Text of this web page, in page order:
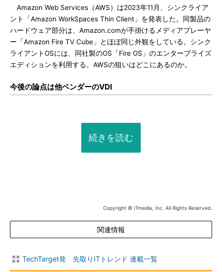
Amazon Web Services（AWS）は2023年11月、シンクライア
ント「Amazon WorkSpaces Thin Client」を発表した。同製品の
ハードウェア部分は、Amazon.comが手掛けるメディアプレーヤ
ー「Amazon Fire TV Cube」とほぼ同じ外観をしている。シンク
ライアントOSには、同社製のOS「Fire OS」のエンタープライズ
エディションを利用する。AWSの狙いはどこにあるのか。
今後の論点は他ベンダーのVDI
続きを読む
Copyright © ITmedia, Inc. All Rights Reserved.
関連情報
TechTarget発 先取りITトレンド 連載一覧